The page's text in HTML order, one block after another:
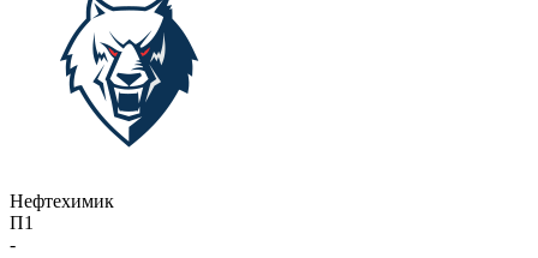
Нефтехимик
П1
-